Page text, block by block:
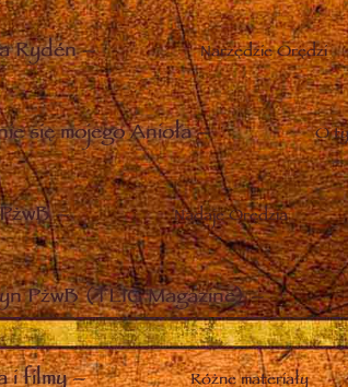
Rydén– Narzędzie Orędzi
się mojego Anioła– O
– Nadaje Orędzia
PżwB (TLIG Magazine)–
i filmy– Różne materiały